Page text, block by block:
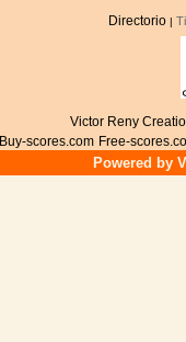
Directorio |
Victor Reny
Buy-scores.com Free-
Powered by